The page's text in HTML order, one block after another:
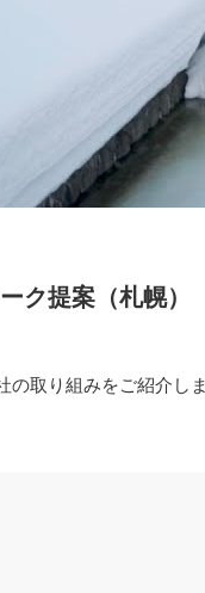
ク提案（札幌）
の取り組みをご紹介し